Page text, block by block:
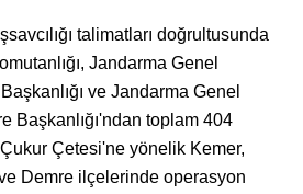
talimatları doğrultusunda
Jandarma Genel
ve Jandarma Genel
Başkanlığı'ndan toplam 404
Çetesi'ne yönelik Kemer,
Demre ilçelerinde operasyon